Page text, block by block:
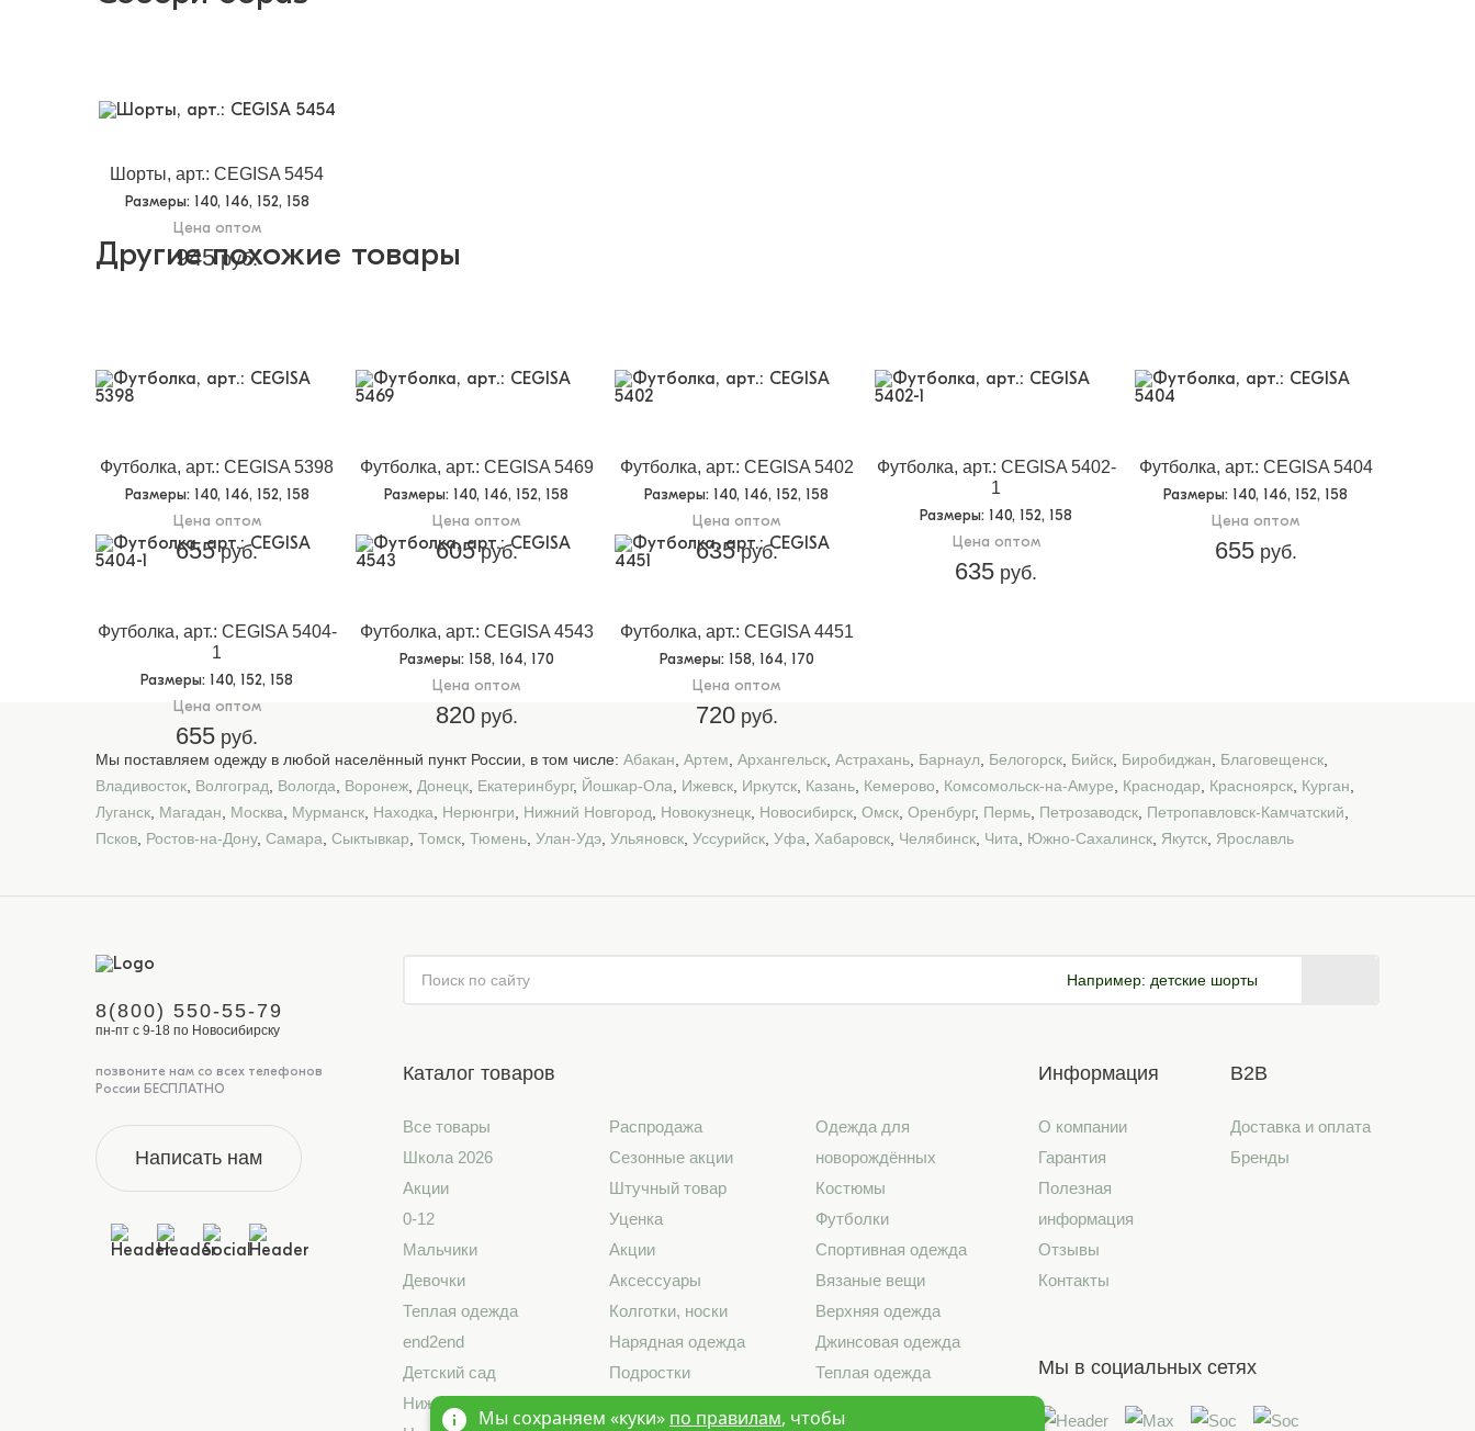
Шорты, арт.: CEGISA 5454
Размеры: 140, 146, 152, 158
Цена оптом
945руб.
Другие похожие товары
Футболка, арт.: CEGISA 5398
Размеры: 140, 146, 152, 158
Цена оптом
655руб.
Футболка, арт.: CEGISA 5469
Размеры: 140, 146, 152, 158
Цена оптом
605руб.
Футболка, арт.: CEGISA 5402
Размеры: 140, 146, 152, 158
Цена оптом
635руб.
Футболка, арт.: CEGISA 5402-
1
Размеры: 140, 152, 158
Цена оптом
635 руб.
Футболка, арт.: CEGISA 5404
Размеры: 140, 146, 152, 158
Цена оптом
655руб.
Футболка, арт.: CEGISA 5404-
1
Размеры: 140, 152, 158
Цена оптом
655 руб.
Футболка, арт.: CEGISA 4543
Размеры: 158, 164, 170
Цена оптом
820руб.
Футболка, арт.: CEGISA 4451
Размеры: 158, 164, 170
Цена оптом
720руб.
Мы поставляем одежду в любой населённый пункт России, в том числе: Абакан Артем Архангельск Астрахань Барнаул Белогорск Бийск Биробиджан Благовещенск
Владивосток Волгоград Вологда Воронеж Донецк Екатеринбург, Йошкар-Ола Ижевск Иркутск Казань Кемерово Комсомольск-на-Амуре Краснодар Красноярск Курган
Луганск Магадан Москва Мурманск Находка Нерюнгри Нижний Новгород Новокузнецк Новосибирск Омск Оренбург, Пермь Петрозаводск Петропавловск-Камчатский
Псков Ростов-на-Дону, Самара Сыктывкар Томск Тюмень Улан-Удэ Ульяновск Уссурийск Уфа Хабаровск Челябинск Чита Южно-Сахалинск Якутск Ярославль
8(800) 550-55-79
пн-пт с 9-18 по Новосибирску
позвоните нам со всех телефонов
России БЕСПЛАТНО
Написать нам
Например: детские шорты
Каталог товаров
Все товары
Школа 2026
Акции
0-12
Мальчики
Девочки
Теплая одежда
end2end
Детский сад
Нижнее белье
Распродажа
Сезонные акции
Штучный товар
Уценка
Акции
Аксессуары
Колготки, носки
Нарядная одежда
Подростки
Одежда для
новорождённых
Костюмы
Футболки
Спортивная одежда
Вязаные вещи
Верхняя одежда
Джинсовая одежда
Теплая одежда
Информация
О компании
Гарантия
Полезная
информация
Отзывы
Контакты
B2B
Доставка и оплата
Бренды
Мы в социальных сетях
Мы сохраняем «куки» по правилам, чтобы